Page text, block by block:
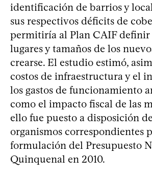
identificación de barrios y
sus respectivos déficits de
permitiría al Plan CAIF definir
lugares y tamaños de los
crearse. El estudio estimó,
costos de infraestructura y el
los gastos de funcionamiento
como el impacto fiscal de las
ello fue puesto a disposición
organismos correspondientes
formulación del Presupuesto
Quinquenal en 2010.